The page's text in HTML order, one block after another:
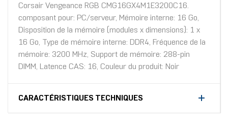
Corsair Vengeance RGB CMG16GX4M1E3200C16.
composant pour: PC/serveur, Mémoire interne: 16 Go,
Disposition de la mémoire (modules x dimensions): 1 x
16 Go, Type de mémoire interne: DDR4, Fréquence de la
mémoire: 3200 MHz, Support de mémoire: 288-pin
DIMM, Latence CAS: 16, Couleur du produit: Noir
CARACTÉRISTIQUES TECHNIQUES